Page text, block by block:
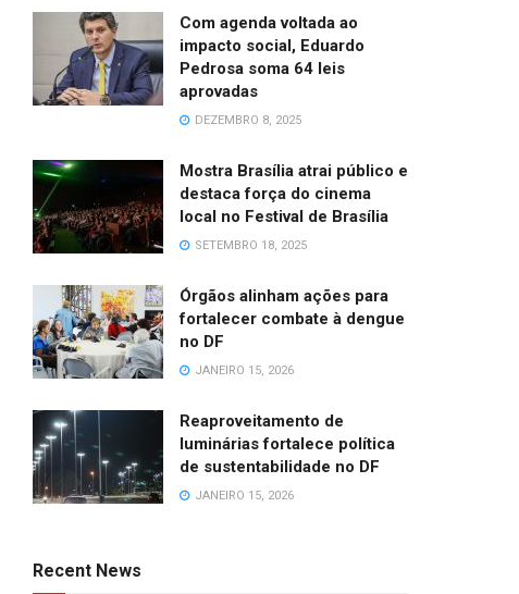
Com agenda voltada ao
impacto social, Eduardo
Pedrosa soma 64 leis
aprovadas
DEZEMBRO 8, 2025
Mostra Brasília atrai público e
destaca força do cinema
local no Festival de Brasília
SETEMBRO 18, 2025
Órgãos alinham ações para
fortalecer combate à dengue
no DF
JANEIRO 15, 2026
Reaproveitamento de
luminárias fortalece política
de sustentabilidade no DF
JANEIRO 15, 2026
Recent News